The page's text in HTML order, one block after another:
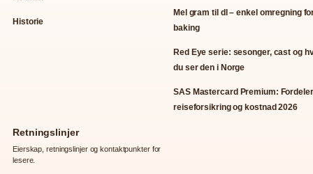
Historie
Mel gram til dl – enkel omregning
baking
Red Eye serie: sesonger, cast og
du ser den i Norge
SAS Mastercard Premium:
reiseforsikring og kostnad 2026
Retningslinjer
Eierskap, retningslinjer og kontaktpunkter for
lesere.